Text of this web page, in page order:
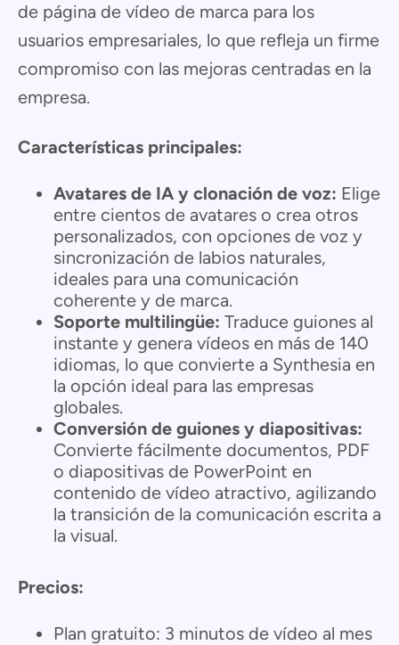
de página de vídeo de marca para los
usuarios empresariales, lo que refleja un firme
compromiso con las mejoras centradas en la
empresa.
Características principales:
Avatares de IA y clonación de voz: Elige
entre cientos de avatares o crea otros
personalizados, con opciones de voz y
sincronización de labios naturales,
ideales para una comunicación
coherente y de marca.
Soporte multilingüe: Traduce guiones al
instante y genera vídeos en más de 140
idiomas, lo que convierte a Synthesia en
la opción ideal para las empresas
globales.
Conversión de guiones y diapositivas:
Convierte fácilmente documentos, PDF
o diapositivas de PowerPoint en
contenido de vídeo atractivo, agilizando
la transición de la comunicación escrita a
la visual.
Precios:
Plan gratuito: 3 minutos de vídeo al mes